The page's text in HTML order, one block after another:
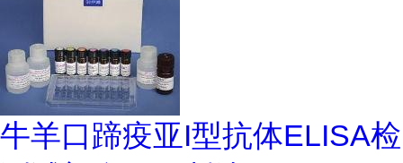
牛羊口蹄疫亚I型抗体ELISA检